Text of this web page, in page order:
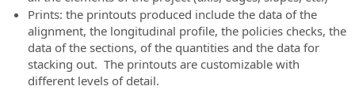
Prints: the printouts produced include the data of the
alignment, the longitudinal profile, the policies checks, the
data of the sections, of the quantities and the data for
stacking out. The printouts are customizable with
different levels of detail.